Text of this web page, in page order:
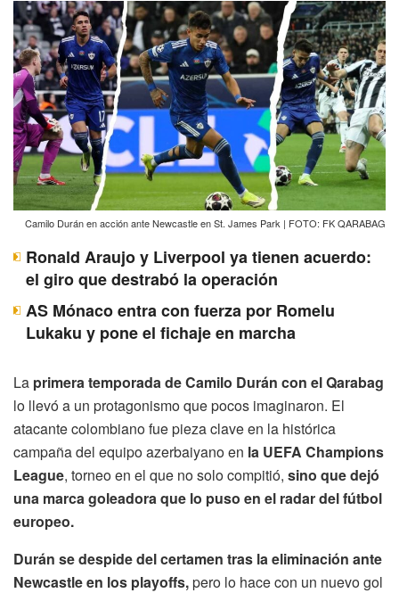
Camilo Durán en acción ante Newcastle en St. James Park | FOTO: FK QARABAG
Ronald Araujo y Liverpool ya tienen acuerdo:
el giro que destrabó la operación
AS Mónaco entra con fuerza por Romelu
Lukaku y pone el fichaje en marcha
La primera temporada de Camilo Durán con el Qarabag
lo llevó a un protagonismo que pocos imaginaron. El
atacante colombiano fue pieza clave en la histórica
campaña del equipo azerbaiyano en la UEFA Champions
League, torneo en el que no solo compitió, sino que dejó
una marca goleadora que lo puso en el radar del fútbol
europeo.
Durán se despide del certamen tras la eliminación ante
Newcastle en los playoffs,pero lo hace con un nuevo gol